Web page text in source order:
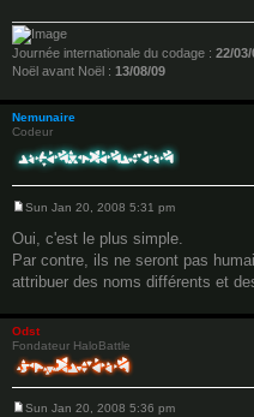
Journée internationale du codage : 22/03/
Noël avant Noël : 13/08/09
Nemunaire
Codeur
s
t
Sun Jan 20, 2008 5:31 pm
Oui, c'est le plus simple.
Par contre, ils ne seront pas
attribuer des noms différents et
Odst
Fondateur HaloBattle
Sun Jan 20, 2008 5:36 pm